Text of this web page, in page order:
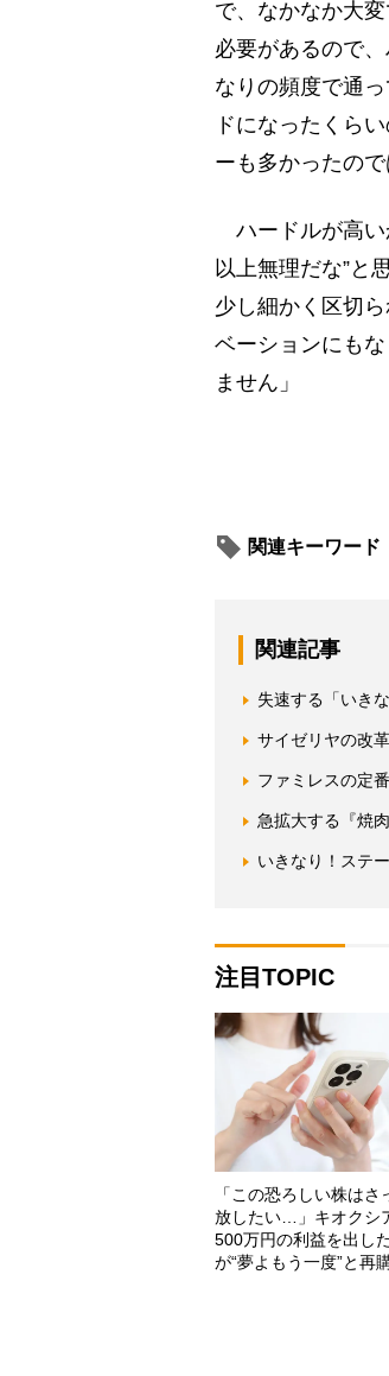
で、なかなか大
必要があるので
なりの頻度で通
ドになったくら
ーも多かったので
ハードルが高い
以上無理だな”と
少し細かく区切
ベーションにも
ません」
関連キーワード
関連記事
失速する「いき
サイゼリヤの改
ファミレスの定
急拡大する『焼
いきなり！ステ
注目TOPIC
「この恐ろしい株はさ
放したい…」キオクシ
500万円の利益を出し
が“夢よもう一度”と再